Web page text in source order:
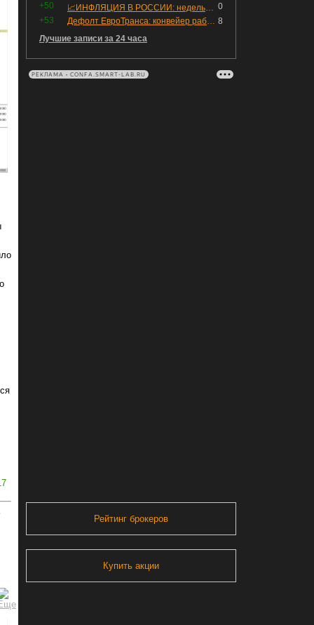
+50
0
📈ИНФЛЯЦИЯ В РОССИИ: недельная дефляция, но в годовом выражении рост 😢
+53
8
Дефолт ЕвроТранса: конвейер работает исправно
Лучшие записи за 24 часа
РЕКЛАМА • CONFA.SMART-LAB.RU
Рейтинг брокеров
Купить акции